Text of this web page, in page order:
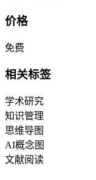
价格
免费
相关标签
学术研究
知识管理
思维导图
AI概念图
文献阅读